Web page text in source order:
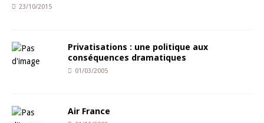
23/10/2015
Privatisations : une politique aux
conséquences dramatiques
01/03/2005
Air France